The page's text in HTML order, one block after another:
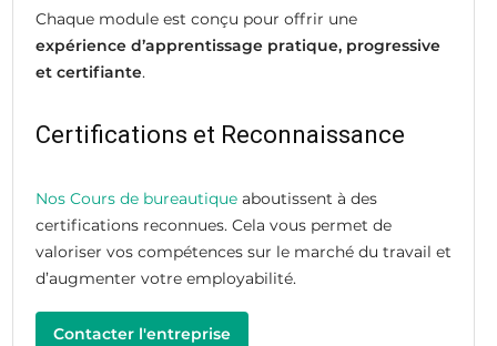
Chaque module est conçu pour offrir une
expérience d’apprentissage pratique, progressive
et certifiante.
Certifications et Reconnaissance
Nos Cours de bureautiqueaboutissent à des
certifications reconnues. Cela vous permet de
valoriser vos compétences sur le marché du travail et
d’augmenter votre employabilité.
Contacter l'entreprise